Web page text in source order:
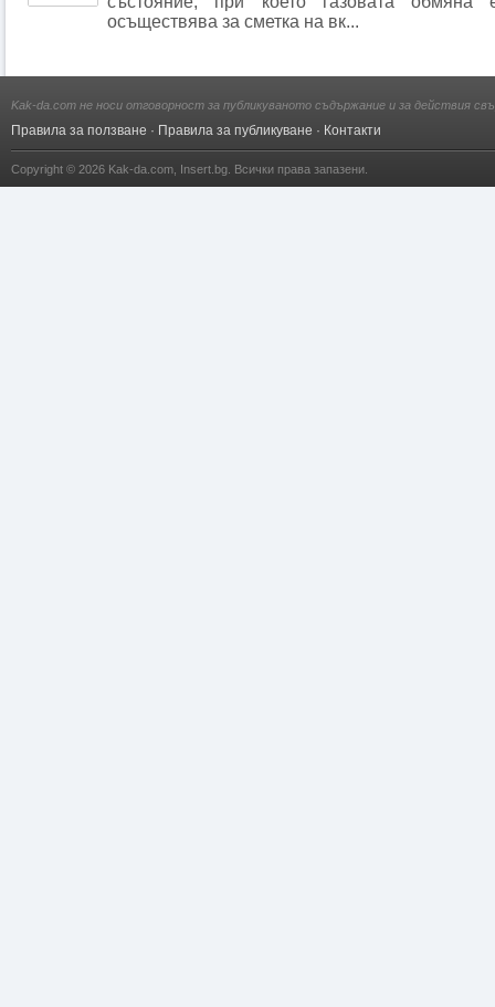
осъществява за сметка на вк...
Kak-da.com не носи отговорност за публикуваното съдържание и за действия
Правила за ползване · Правила за публикуване · Контакти
Copyright © 2026 Kak-da.com Insert.bg . Всички права запазени.